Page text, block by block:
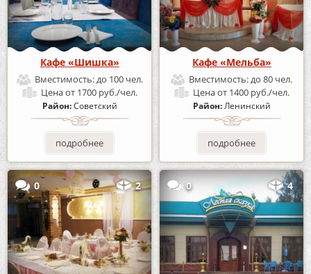
Кафе «Шишка»
Вместимость:до 100 чел.
Ценаот 1700 руб./чел.
Район:Советский
подробнее
Кафе «Мельба»
Вместимость:до 80 чел.
Ценаот 1400 руб./чел.
Район:Ленинский
подробнее
0 2 0 4